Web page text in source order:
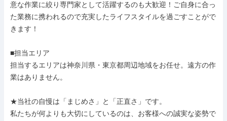
意な作業に絞り専門家として活躍するのも大歓迎！ご自身に合っ
た業務に携われるので充実したライフスタイルを過ごすことがで
きます！
■担当エリア
担当するエリアは神奈川県・東京都周辺地域をお任せ。遠方の作
業はありません。
★当社の自慢は「まじめさ」と「正直さ」です。
私たちが何よりも大切にしているのは、お客様への誠実な姿勢で